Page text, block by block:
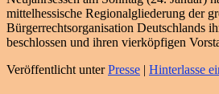
mittelhessische Regionalgliederung der
Bürgerrechtsorganisation Deutschlands
beschlossen und ihren vierköpfigen
Veröffentlicht unter Presse | Hinterlasse